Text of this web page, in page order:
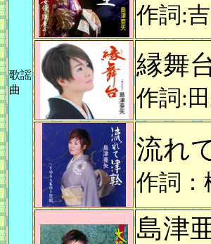
歌謡
曲
作詞:
縁舞
作詞:
流れ
作詞：
島津